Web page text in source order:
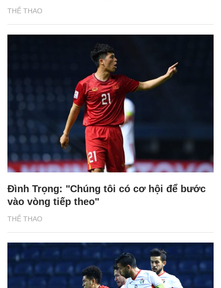
THỂ THAO
THỂ THAO
Đình Trọng: "Chúng tôi có cơ hội để bước
vào vòng tiếp theo"